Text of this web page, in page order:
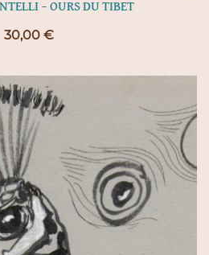
– OURS DU TIBET
30,00 €